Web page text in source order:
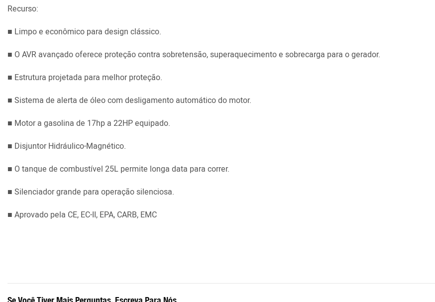
Recurso:
■ Limpo e econômico para design clássico.
■ O AVR avançado oferece proteção contra sobretensão, superaquecimento e sobrecarga para o gerador.
■ Estrutura projetada para melhor proteção.
■ Sistema de alerta de óleo com desligamento automático do motor.
■ Motor a gasolina de 17hp a 22HP equipado.
■ Disjuntor Hidráulico-Magnético.
■ O tanque de combustível 25L permite longa data para correr.
■ Silenciador grande para operação silenciosa.
■ Aprovado pela CE, EC-II, EPA, CARB, EMC